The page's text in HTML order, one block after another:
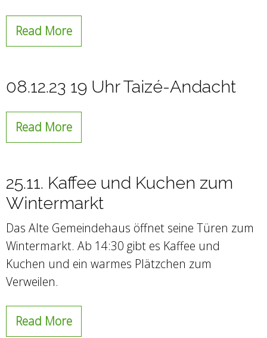
Read More
08.12.23 19 Uhr Taizé-Andacht
Read More
25.11. Kaffee und Kuchen zum
Wintermarkt
Das Alte Gemeindehaus öffnet seine Türen zum
Wintermarkt. Ab 14:30 gibt es Kaffee und
Kuchen und ein warmes Plätzchen zum
Verweilen.
Read More